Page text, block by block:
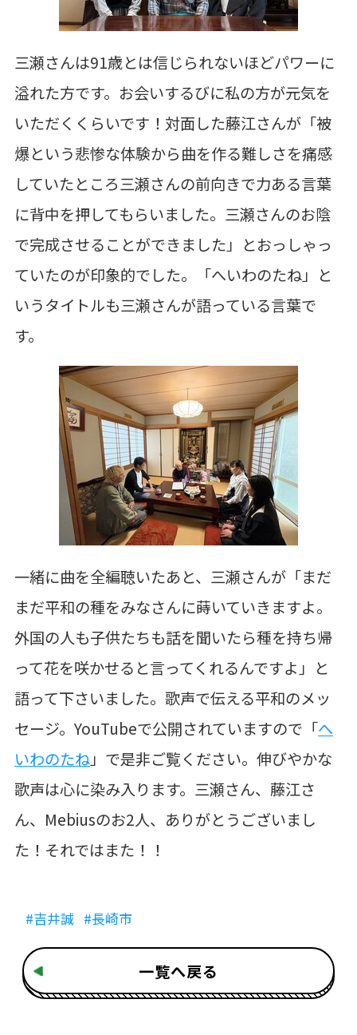
三瀬さんは91歳とは信じられないほどパワーに
溢れた方です。 お会いするびに私の方が元気を
いただくくらいです！対面した藤江さんが「被
爆という悲惨な体験から曲を作る難しさを痛感
していたところ三瀬さんの前向きで力ある言葉
に背中を押してもらいました。 三瀬さんのお陰
で完成させることができました」とおっしゃっ
ていたのが印象的でした。
「へいわのたね」と
いうタイトルも三瀬さんが語っている言葉で
す。
一緒に曲を全編聴いたあと、 三瀬さんが「まだ
まだ平和の種をみなさんに蒔いていきますよ。
外国の人も子供たちも話を聞いたら種を持ち帰
って花を咲かせると言ってくれるんですよ」と
語って下さいました。 歌声で伝える平和のメッ
セージ。 YouTubeで公開されていますので 「へ
いわのたね」で是非ご覧ください。 伸びやかな
歌声は心に染み入ります。 三瀬さん、藤江さ
ん、Mebiusのお2人、 ありがとうございまし
た！それではまた！！
#吉井誠 #長崎市
一覧へ戻る